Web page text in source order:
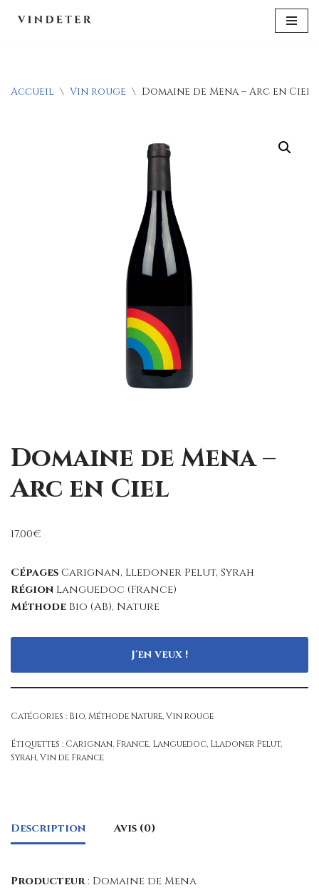
Accueil \ Vin rouge \ Domaine de Mena – Arc en Ciel
Domaine de Mena –
Arc en Ciel
17.00€
Cépages Carignan, Lledoner Pelut, Syrah
Région Languedoc (France)
Méthode Bio (AB), Nature
J'en veux !
Catégories : Bio,Méthode Nature,Vin rouge
Étiquettes : Carignan, France, Languedoc, Lladoner Pelut,
Syrah,Vin de France
Description Avis (0)
Producteur: Domaine de Mena